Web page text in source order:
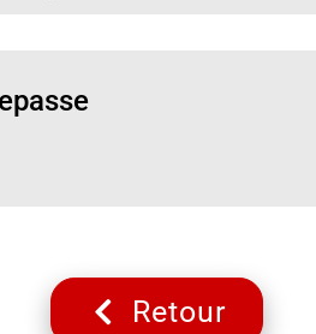
Retour